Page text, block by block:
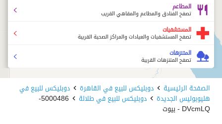
المطاعم
تصفح الفنادق والمطاعم والمقاهي القريب
المستشفيات
تصفح المستشفيات والعيادات والمراكز الصحية القريبة
المتنزهات
تصفح المتنزهات القريبة
الصفحة الرئيسية دوبليكس للبيع في القاهرة دوبليكس للبيع في
هليوبوليس الجديدة دوبليكس للبيع في طلالة 5000486-
DVcmLQ - بيوت